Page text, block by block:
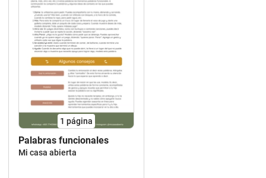
1 página
Palabras funcionales
Mi casa abierta